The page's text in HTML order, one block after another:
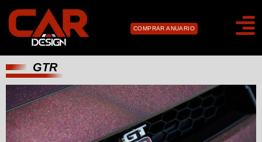
COMPRAR ANUARIO
GTR